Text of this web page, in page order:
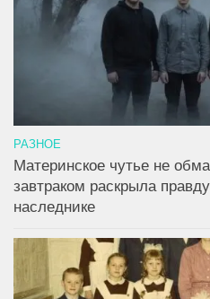
РАЗНОЕ
Материнское чутье не
завтраком раскрыла
наследнике